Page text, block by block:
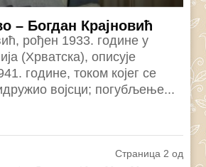
– Богдан Крајновић
рођен 1933. године у
(Хрватска), описује
године, током којег се
војсци; погубљење...
Страница 2 од